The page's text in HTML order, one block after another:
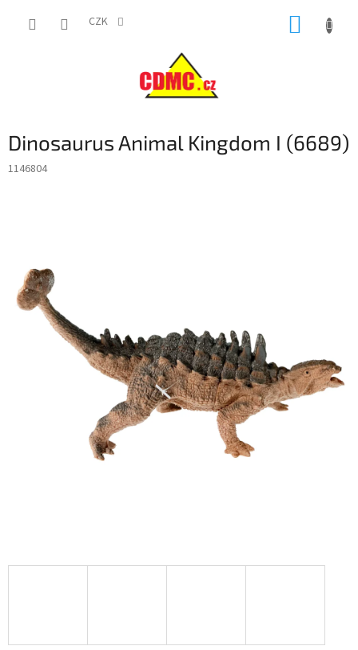
CZK
Dinosaurus Animal Kingdom I (6689)
1146804